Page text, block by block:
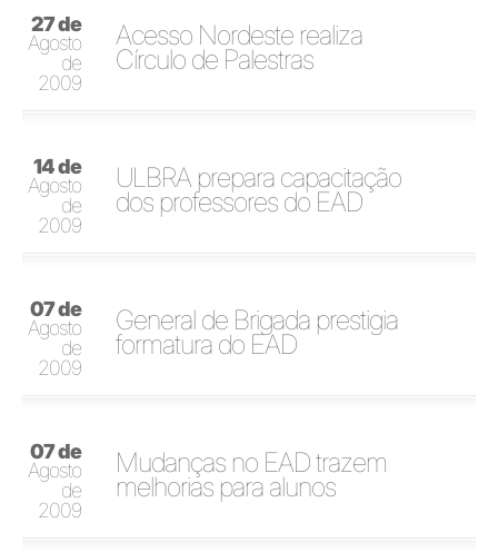
27 de
Agosto
de
2009
Acesso Nordeste realiza
Círculo de Palestras
14 de
Agosto
de
2009
ULBRA prepara capacitação
dos professores do EAD
07 de
Agosto
de
2009
General de Brigada prestigia
formatura do EAD
07 de
Agosto
de
2009
Mudanças no EAD trazem
melhorias para alunos